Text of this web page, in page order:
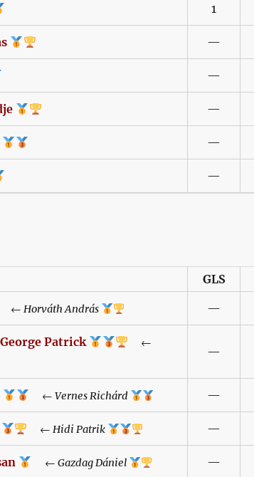
1
—
—
—
—
—
GLS
← Horváth András —
George Patrick
←
—
←VernesRichárd —
←Hidi Patrik —
← GazdagDániel —